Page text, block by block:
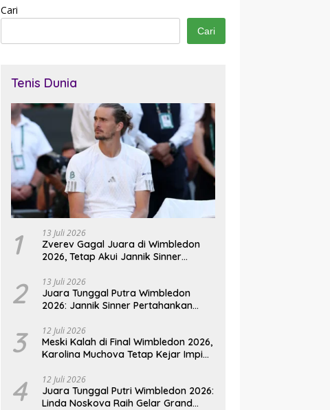
Cari
Cari
Tenis Dunia
1 13 Juli 2026
Zverev Gagal Juara di Wimbledon
2026, Tetap Akui Jannik Sinner
2 13 Juli 2026
Juara Tunggal Putra Wimbledon
2026: Jannik Sinner Pertahankan
Zverev
3 12 Juli 2026
Meski Kalah di Final Wimbledon 2026,
Karolina Muchova Tetap Kejar Impian
4 12 Juli 2026
Juara Tunggal Putri Wimbledon 2026:
Linda Noskova Raih Gelar Grand